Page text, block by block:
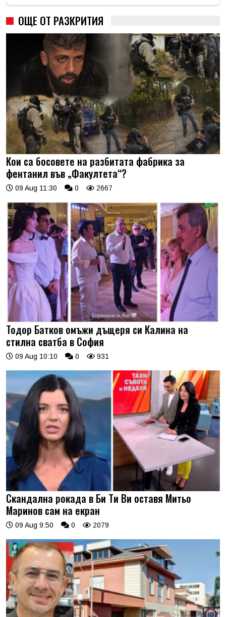
ОЩЕ ОТ РАЗКРИТИЯ
Кои са босовете на разбитата фабрика за
фентанил във „Факултета“?
09 Aug 11:30 0 2667
Тодор Батков омъжи дъщеря си Калина на
стилна сватба в София
09 Aug 10:10 0 931
Скандална рокада в Би Ти Ви оставя Митьо
Маринов сам на екран
09 Aug 9:50 0 2079